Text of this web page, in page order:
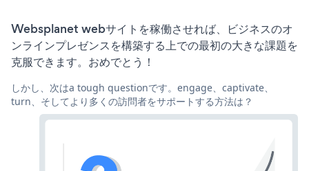
Websplanet webサイトを稼働させれば、ビジネスのオ
ンラインプレゼンスを構築する上での最初の大きな課題を
克服できます。おめでとう！
しかし、次はa tough questionです。engage、captivate、
turn、そしてより多くの訪問者をサポートする方法は？